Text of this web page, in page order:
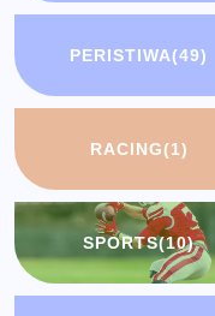
PERISTIWA(49)
RACING(1)
SPORTS(10)